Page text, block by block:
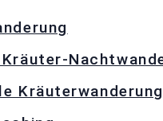
Kräuterwanderung